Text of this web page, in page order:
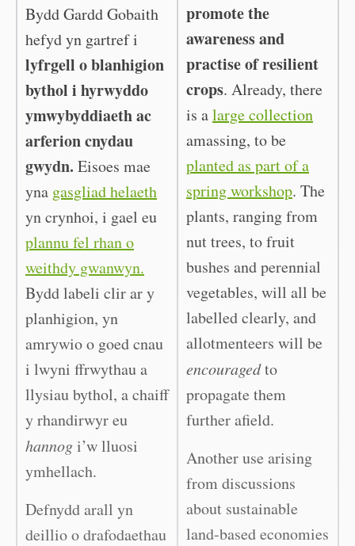
Bydd Gardd Gobaith
hefyd yn gartref i
lyfrgell o blanhigion
bythol i hyrwyddo
ymwybyddiaeth ac
arferion cnydau
gwydn. Eisoes mae
yna gasgliad helaeth
yn crynhoi, i gael eu
plannu fel rhan o
weithdy gwanwyn.
Bydd labeli clir ar y
planhigion, yn
amrywio o goed cnau
i lwyni ffrwythau a
llysiau bythol, a chaiff
y rhandirwyr eu
hannogi’w lluosi
ymhellach.
Defnydd arall yn
deillio o drafodaethau
promote the
awareness and
practise of resilient
crops. Already, there
is alarge collection
amassing, to be
planted as part of a
spring workshop. The
plants, ranging from
nut trees, to fruit
bushes and perennial
vegetables, will all be
labelled clearly, and
allotmenteers will be
encouragedto
propagate them
further afield.
Another use arising
from discussions
about sustainable
land-based economies